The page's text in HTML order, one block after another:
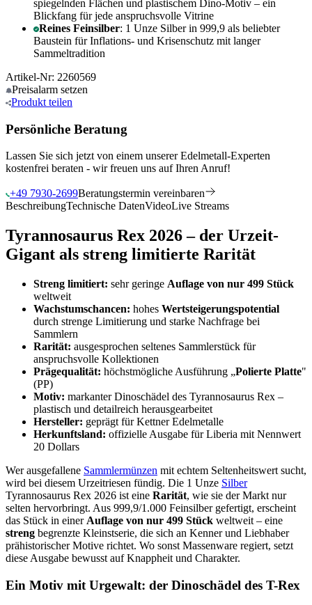
spiegelnden Flächen und plastischem Dino-Motiv – ein
Blickfang für jede anspruchsvolle Vitrine
Reines Feinsilber: 1 Unze Silber in 999,9 als beliebter
Baustein für Inflations- und Krisenschutz mit langer
Sammeltradition
Artikel-Nr: 2260569
Preisalarm setzen
Produkt teilen
Persönliche Beratung
Lassen Sie sich jetzt von einem unserer Edelmetall-Experten
kostenfrei beraten - wir freuen uns auf Ihren Anruf!
+49 7930-2699Beratungstermin vereinbaren
BeschreibungTechnische DatenVideoLive Streams
Tyrannosaurus Rex 2026 – der Urzeit-
Gigant als streng limitierte Rarität
Streng limitiert: sehr geringe Auflage von nur 499 Stück
weltweit
Wachstumschancen: hohes Wertsteigerungspotential
durch strenge Limitierung und starke Nachfrage bei
Sammlern
Rarität: ausgesprochen seltenes Sammlerstück für
anspruchsvolle Kollektionen
Prägequalität: höchstmögliche Ausführung „Polierte Platte"
(PP)
Motiv: markanter Dinoschädel des Tyrannosaurus Rex –
plastisch und detailreich herausgearbeitet
Hersteller: geprägt für Kettner Edelmetalle
Herkunftsland: offizielle Ausgabe für Liberia mit Nennwert
20 Dollars
Wer ausgefallene Sammlermünzen mit echtem Seltenheitswert sucht,
wird bei diesem Urzeitriesen fündig. Die 1 Unze Silber
Tyrannosaurus Rex 2026 ist eine Rarität, wie sie der Markt nur
selten hervorbringt. Aus 999,9/1.000 Feinsilber gefertigt, erscheint
das Stück in einer Auflage von nur 499 Stück weltweit – eine
streng begrenzte Kleinstserie, die sich an Kenner und Liebhaber
prähistorischer Motive richtet. Wo sonst Massenware regiert, setzt
diese Ausgabe bewusst auf Knappheit und Charakter.
Ein Motiv mit Urgewalt: der Dinoschädel des T-Rex